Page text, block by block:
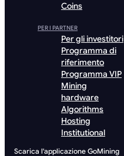
Coins
PER I PARTNER
Per gli investitori
Programma di
riferimento
Programma VIP
Mining
hardware
Algorithms
Hosting
Institutional
Scarica l'applicazione GoMining